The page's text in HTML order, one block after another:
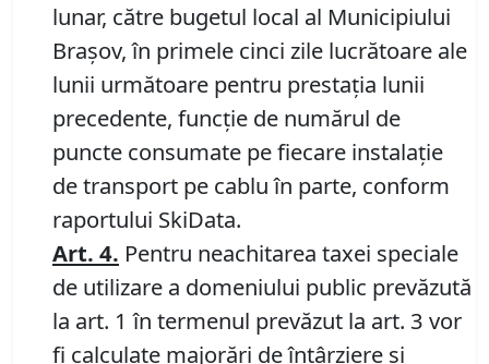
lunar, către bugetul local al Municipiului
Braşov, în primele cinci zile lucrătoare ale
lunii următoare pentru prestaţia lunii
precedente, funcţie de numărul de
puncte consumate pe fiecare instalaţie
de transport pe cablu în parte, conform
raportului SkiData.
Art. 4. Pentru neachitarea taxei speciale
de utilizare a domeniului public prevăzută
la art. 1 în termenul prevăzut la art. 3 vor
fi calculate majorări de întârziere şi